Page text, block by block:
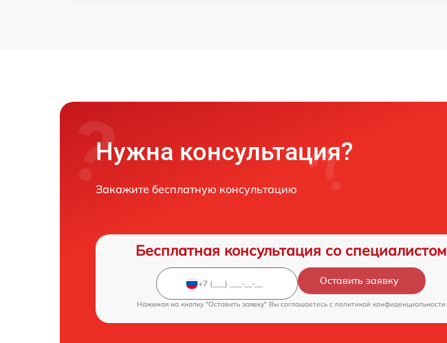
Нужна консультация?
Закажите бесплатную консультацию
Бесплатная консультация со специалистом
Оставить заявку
Нажимая на кнопку "Оставить заявку" Вы соглашаетесь c политикой конфиденциальности